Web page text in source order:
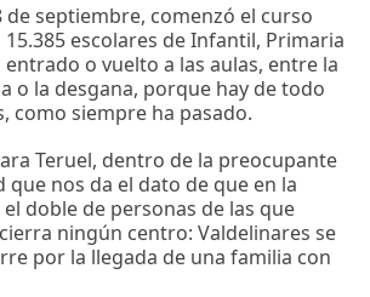
de septiembre, comenzó el curso
15.385 escolares de Infantil, Primaria
entrado o vuelto a las aulas, entre la
o la desgana, porque hay de todo
como siempre ha pasado.
Teruel, dentro de la preocupante
que nos da el dato de que en la
doble de personas de las que
ningún centro: Valdelinares se
por la llegada de una familia con